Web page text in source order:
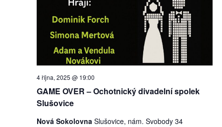
GAME OVER – Ochotnický divadelní spolek
Slušovice
4 října, 2025 @ 19:00
Nová Sokolovna Slušovice, nám. Svobody 34